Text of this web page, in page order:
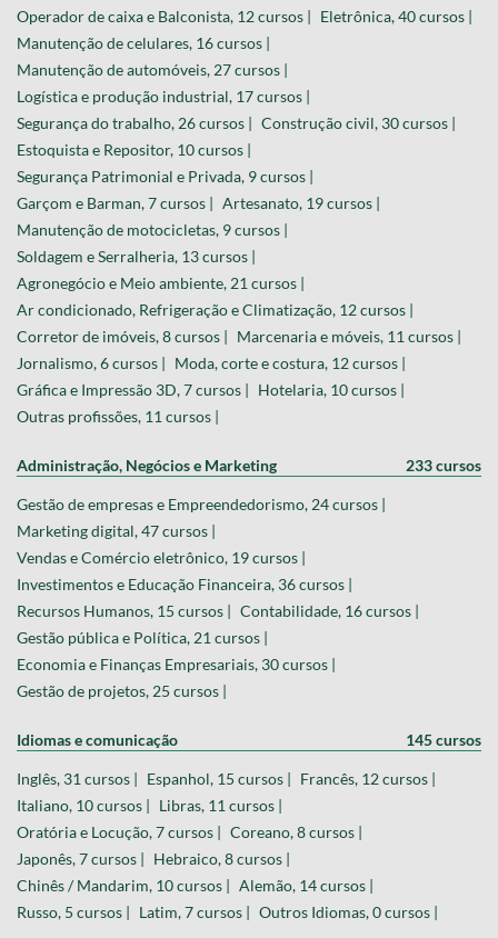
Operador de caixa e Balconista, 12 cursos | Eletrônica, 40 cursos |
Manutenção de celulares, 16 cursos |
Manutenção de automóveis, 27 cursos |
Logística e produção industrial, 17 cursos |
Segurança do trabalho, 26 cursos | Construção civil, 30 cursos |
Estoquista e Repositor, 10 cursos |
Segurança Patrimonial e Privada, 9 cursos |
Garçom e Barman, 7 cursos | Artesanato, 19 cursos |
Manutenção de motocicletas, 9 cursos |
Soldagem e Serralheria, 13 cursos |
Agronegócio e Meio ambiente, 21 cursos |
Ar condicionado, Refrigeração e Climatização, 12 cursos |
Corretor de imóveis, 8 cursos | Marcenaria e móveis, 11 cursos |
Jornalismo, 6 cursos | Moda, corte e costura, 12 cursos |
Gráfica e Impressão 3D, 7 cursos | Hotelaria, 10 cursos |
Outras profissões, 11 cursos |
Administração, Negócios e Marketing 233 cursos
Gestão de empresas e Empreendedorismo, 24 cursos |
Marketing digital, 47 cursos |
Vendas e Comércio eletrônico, 19 cursos |
Investimentos e Educação Financeira, 36 cursos |
Recursos Humanos, 15 cursos | Contabilidade, 16 cursos |
Gestão pública e Política, 21 cursos |
Economia e Finanças Empresariais, 30 cursos |
Gestão de projetos, 25 cursos |
Idiomas e comunicação 145 cursos
Inglês, 31 cursos | Espanhol, 15 cursos | Francês, 12 cursos |
Italiano, 10 cursos | Libras, 11 cursos |
Oratória e Locução, 7 cursos | Coreano, 8 cursos |
Japonês, 7 cursos | Hebraico, 8 cursos |
Chinês / Mandarim, 10 cursos | Alemão, 14 cursos |
Russo, 5 cursos | Latim, 7 cursos | Outros Idiomas, 0 cursos |